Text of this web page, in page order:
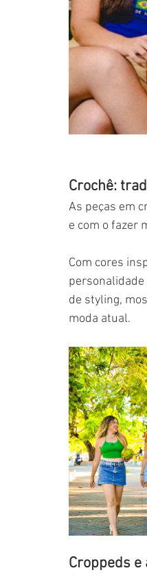
Crochê:
As peças em
e com o fazer
Com cores
de styling,
moda atual.
Croppeds e